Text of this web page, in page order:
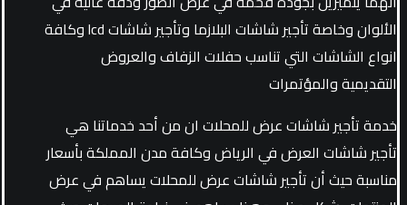
الألوان وخاصة تأجير شاشات البلازما وتأجير شاشات lcd وكافة
انواع الشاشات التي تناسب حفلات الزفاف والعروض
التقديمية والمؤتمرات
خدمة تأجير شاشات عرض للمحلات ان من أحد خدماتنا هي
تأجير شاشات العرض في الرياض وكافة مدن المملكة بأسعار
مناسبة حيث أن تأجير شاشات عرض للمحلات يساهم في عرض